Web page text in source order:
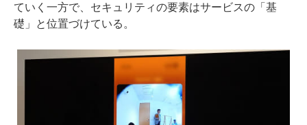
ていく一方で、セキュリティの要素はサービスの「基
礎」と位置づけている。